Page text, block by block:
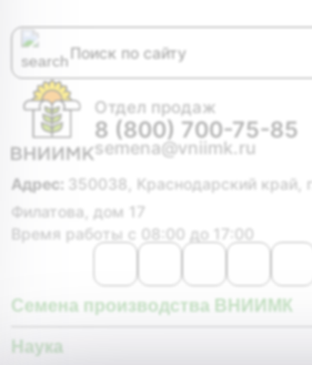
Отдел продаж
8 (800) 700-75-85
semena@vniimk.ru
Адрес: 350038, Краснодарский край,
Филатова, дом 17
Время работы с 08:00 до 17:00
Семена производства ВНИИМК
Наука